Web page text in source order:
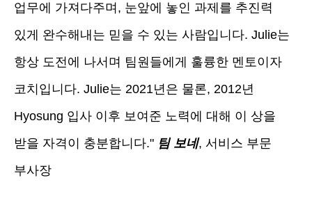
업무에 가져다주며, 눈앞에 놓인 과제를 추진력
있게 완수해내는 믿을 수 있는 사람입니다. Julie는
항상 도전에 나서며 팀원들에게 훌륭한 멘토이자
코치입니다. Julie는 2021년은 물론, 2012년
Hyosung 입사 이후 보여준 노력에 대해 이 상을
받을 자격이 충분합니다." 팀 보네, 서비스 부문
부사장